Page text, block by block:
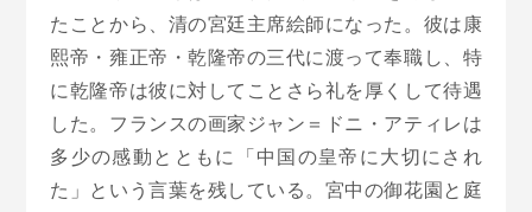
たことから、清の宮廷主席絵師になった。彼は康
熙帝・雍正帝・乾隆帝の三代に渡って奉職し、特
に乾隆帝は彼に対してことさら礼を厚くして待遇
した。フランスの画家ジャン＝ドニ・アティレは
多少の感動とともに「中国の皇帝に大切にされ
た」という言葉を残している。宮中の御花園と庭